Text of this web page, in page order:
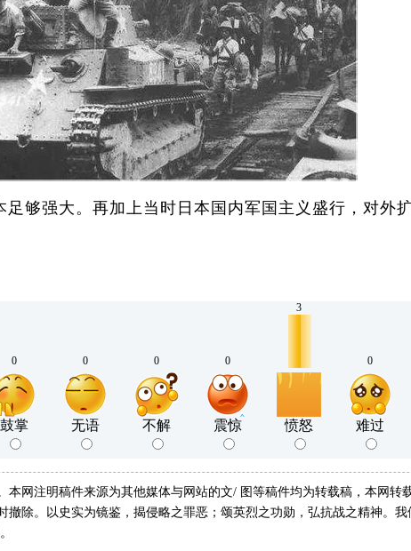
强大。再加上当时日本国内军国主义盛行，对外
0
鼓掌
0
无语
0
不解
0
震惊
3
愤怒
0
难过
网注明稿件来源为其他媒体与网站的文/ 图等稿件均为转载稿，本网
除。以史实为镜鉴，揭侵略之罪恶；颂英烈之功勋，弘抗战之精神。